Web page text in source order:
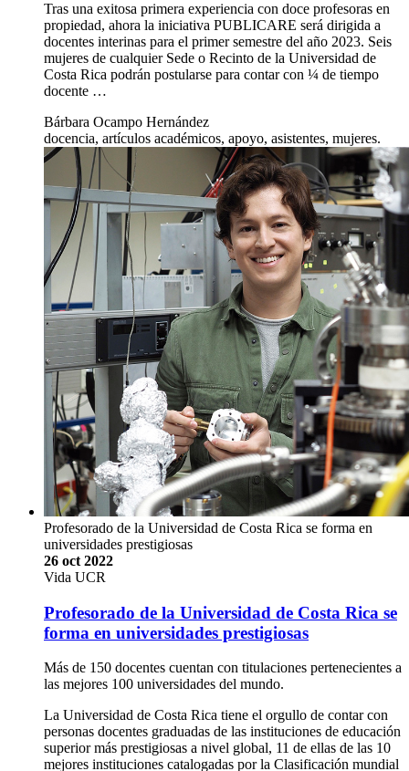
Tras una exitosa primera experiencia con doce profesoras en
propiedad, ahora la iniciativa PUBLICARE será dirigida a
docentes interinas para el primer semestre del año 2023. Seis
mujeres de cualquier Sede o Recinto de la Universidad de
Costa Rica podrán postularse para contar con ¼ de tiempo
docente …
Bárbara Ocampo Hernández
docencia, artículos académicos, apoyo, asistentes, mujeres.
Profesorado de la Universidad de Costa Rica se forma en
universidades prestigiosas
26 oct 2022
Vida UCR
Profesorado de la Universidad de Costa Rica se
forma en universidades prestigiosas
Más de 150 docentes cuentan con titulaciones pertenecientes a
las mejores 100 universidades del mundo.
La Universidad de Costa Rica tiene el orgullo de contar con
personas docentes graduadas de las instituciones de educación
superior más prestigiosas a nivel global, 11 de ellas de las 10
mejores instituciones catalogadas por la Clasificación mundial